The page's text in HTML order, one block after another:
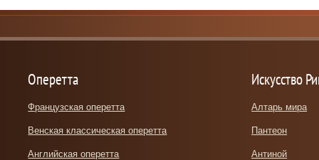
Оперетта
Французская оперетта
Венская классическая оперетта
Английская оперетта
Искусство
Алтарь мира
Пантеон
Антиной